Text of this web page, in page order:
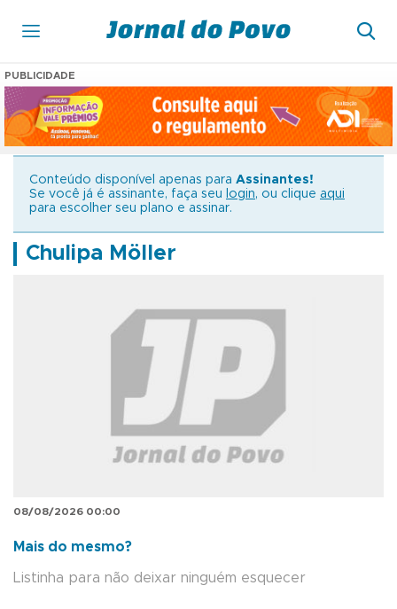
PUBLICIDADE
Conteúdo disponível apenas para Assinantes!
Se você já é assinante, faça seu
login, ou clique aqui
para escolher seu plano e assinar.
Chulipa Möller
08/08/2026 00:00
Mais do mesmo?
Listinha para não deixar ninguém esquecer